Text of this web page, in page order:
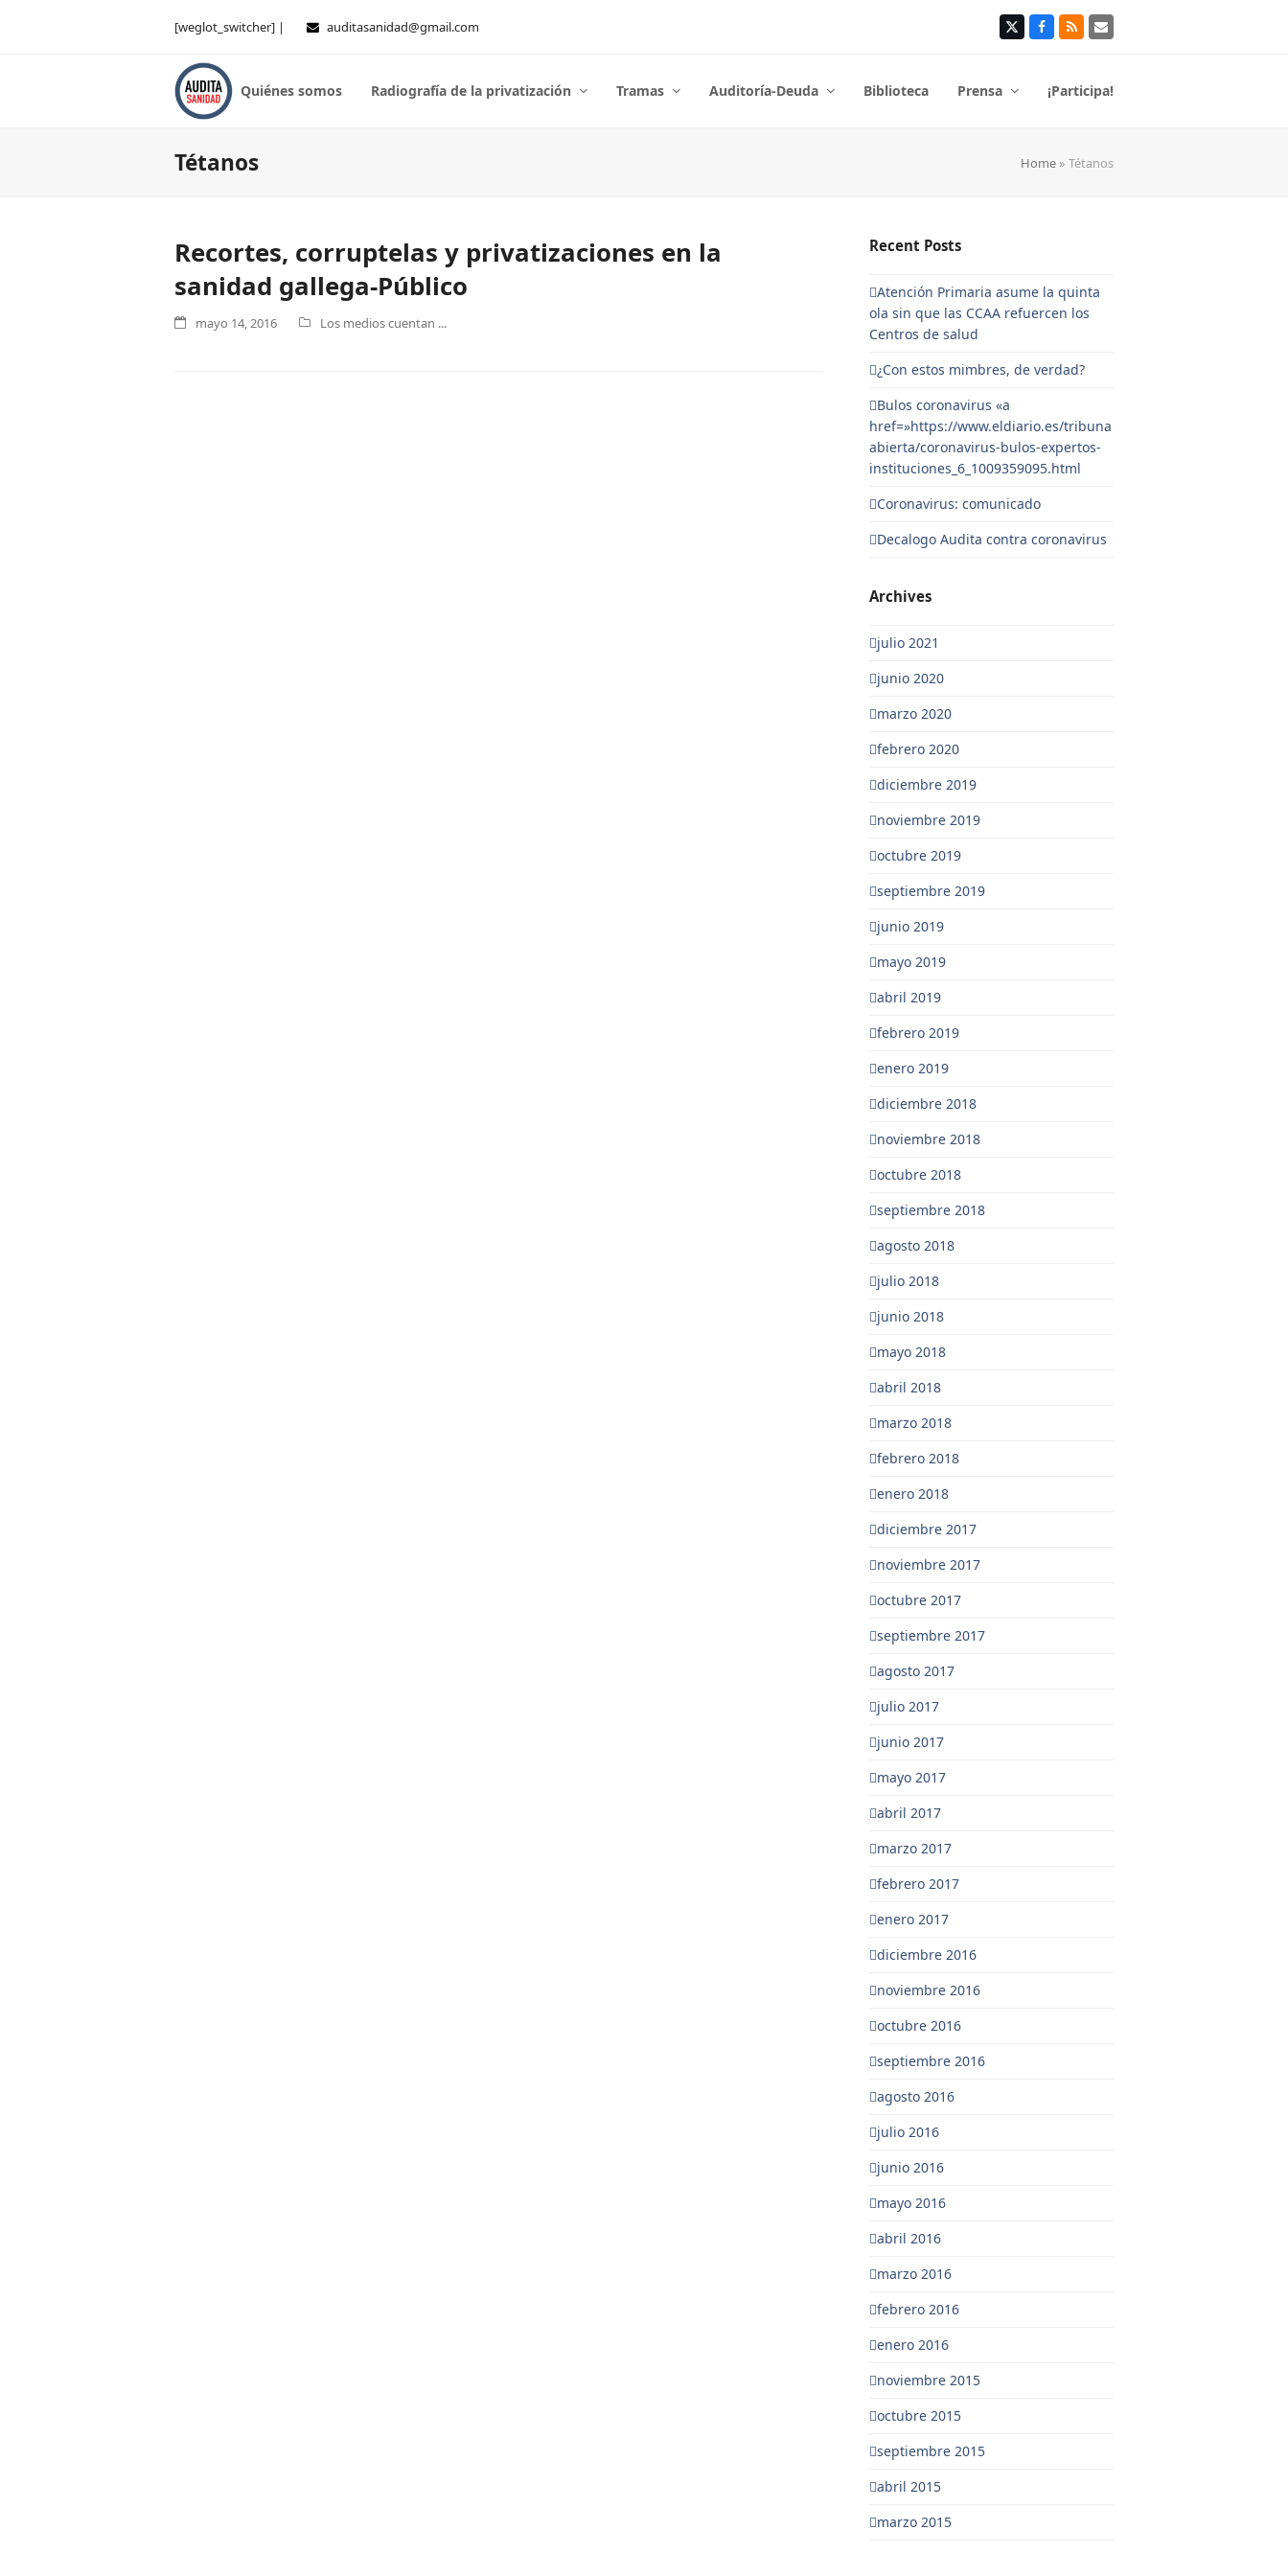
[weglot_switcher] | auditasanidad@gmail.com TwitterFacebook
RSS Correo
Quiénes somos Radiografía de la privatización Tramas Auditoría-Deuda Biblioteca Prensa ¡Participa!
Tétanos Home » Tétanos
Recortes, corruptelas y privatizaciones en la
sanidad gallega-Público
mayo 14, 2016 Los medios cuentan ...
Recent Posts
Atención Primaria asume la quinta
ola sin que las CCAA refuercen los
Centros de salud
¿Con estos mimbres, de verdad?
Bulos coronavirus «a
href=»https://www.eldiario.es/tribuna
abierta/coronavirus-bulos-expertos-
instituciones_6_1009359095.html
Coronavirus: comunicado
Decalogo Audita contra coronavirus
Archives
julio 2021
junio 2020
marzo 2020
febrero 2020
diciembre 2019
noviembre 2019
octubre 2019
septiembre 2019
junio 2019
mayo 2019
abril 2019
febrero 2019
enero 2019
diciembre 2018
noviembre 2018
octubre 2018
septiembre 2018
agosto 2018
julio 2018
junio 2018
mayo 2018
abril 2018
marzo 2018
febrero 2018
enero 2018
diciembre 2017
noviembre 2017
octubre 2017
septiembre 2017
agosto 2017
julio 2017
junio 2017
mayo 2017
abril 2017
marzo 2017
febrero 2017
enero 2017
diciembre 2016
noviembre 2016
octubre 2016
septiembre 2016
agosto 2016
julio 2016
junio 2016
mayo 2016
abril 2016
marzo 2016
febrero 2016
enero 2016
noviembre 2015
octubre 2015
septiembre 2015
abril 2015
marzo 2015